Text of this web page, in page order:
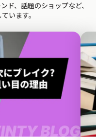
ド、話題のショップなど、
います。